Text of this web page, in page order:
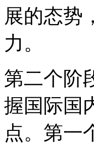
展的态势
力。
第二个阶
握国际国
点。第一